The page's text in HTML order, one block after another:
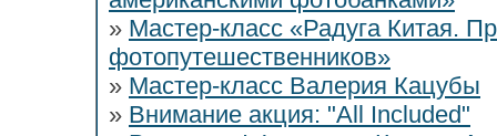
» Мастер-класс «Радуга Китая.
фотопутешественников»
» Мастер-класс Валерия Кацубы
» Внимание акция: "All Included"